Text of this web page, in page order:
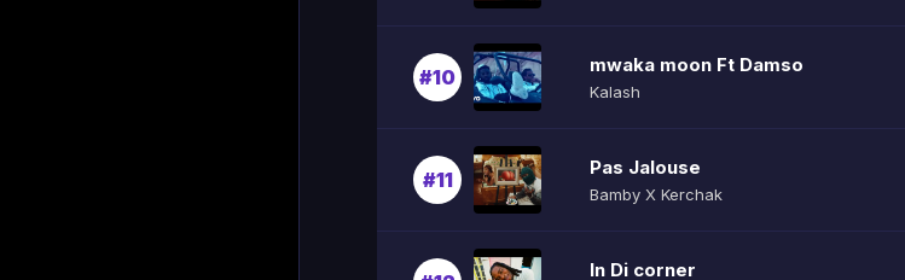
#10
mwaka moon Ft Damso
Kalash
#11
Pas Jalouse
Bamby X Kerchak
In Di corner